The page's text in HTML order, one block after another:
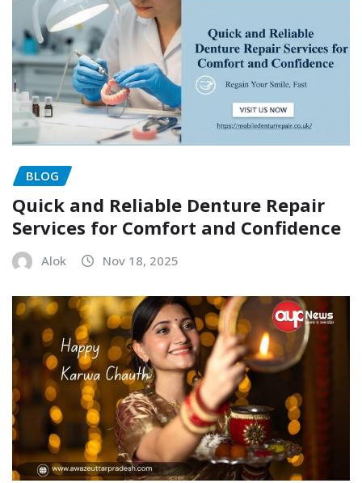
BLOG
Quick and Reliable Denture Repair
Services for Comfort and Confidence
Alok Nov 18, 2025